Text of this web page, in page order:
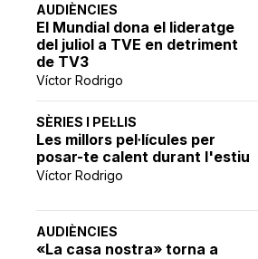
AUDIÈNCIES
El Mundial dona el lideratge
del juliol a TVE en detriment
de TV3
Víctor Rodrigo
SÈRIES I PEL·LIS
Les millors pel·lícules per
posar-te calent durant l'estiu
Víctor Rodrigo
AUDIÈNCIES
«La casa nostra» torna a